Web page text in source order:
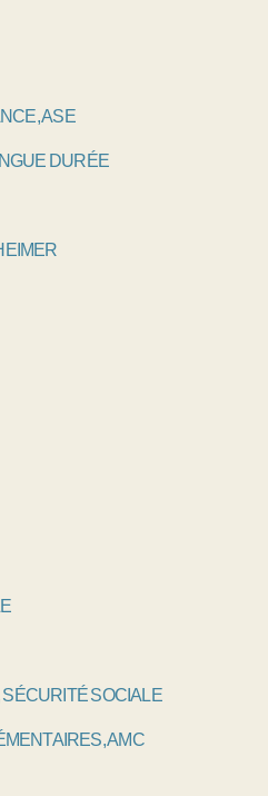
ASE
DURÉE
SOCIALE
AMC